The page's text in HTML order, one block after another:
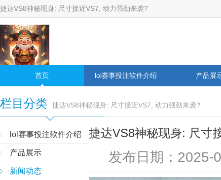
捷达VS8神秘现身: 尺寸接近VS7, 动力强劲来袭?
首页 lol赛事投注软件介绍 产品展
栏目分类 捷达VS8神秘现身: 尺寸接近VS7, 动力强劲来袭?
lol赛事投注软件介绍
产品展示
新闻动态
捷达VS8神秘现身: 尺寸
发布日期：